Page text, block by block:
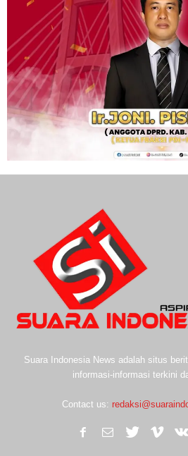
Suara Indonesia News adalah situs
informasi-informasi terkini
Contact us: